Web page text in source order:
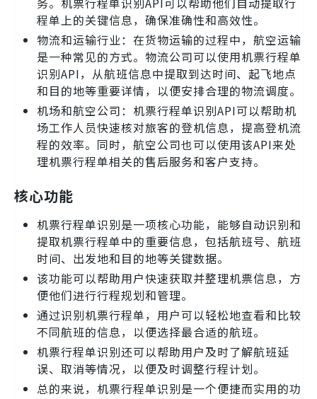
程单上的关键信息，确保准确性和高效性。
物流和运输行业：在货物运输的过程中，航空运输
是一种常见的方式。物流公司可以使用机票行程单
识别API，从航班信息中提取到达时间、起飞地点
和目的地等重要详情，以便安排合理的物流调度。
机场和航空公司：机票行程单识别API可以帮助机
场工作人员快速核对旅客的登机信息，提高登机流
程的效率。同时，航空公司也可以使用该API来处
理机票行程单相关的售后服务和客户支持。
核心功能
机票行程单识别是一项核心功能，能够自动识别和
提取机票行程单中的重要信息，包括航班号、航班
时间、出发地和目的地等关键数据。
该功能可以帮助用户快速获取并整理机票信息，方
便他们进行行程规划和管理。
通过识别机票行程单，用户可以轻松地查看和比较
不同航班的信息，以便选择最合适的航班。
机票行程单识别还可以帮助用户及时了解航班延
误、取消等情况，以便及时调整行程计划。
总的来说，机票行程单识别是一个便捷而实用的功